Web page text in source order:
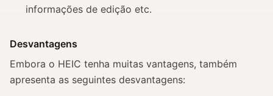
informações de edição etc.
Desvantagens
Embora o HEIC tenha muitas vantagens, também
apresenta as seguintes desvantagens: